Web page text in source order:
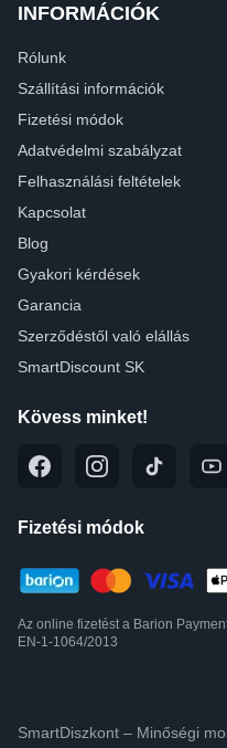
INFORMÁCIÓK
Rólunk
Szállítási információk
Fizetési módok
Adatvédelmi szabályzat
Felhasználási feltételek
Kapcsolat
Blog
Gyakori kérdések
Garancia
Szerződéstől való elállás
SmartDiscount SK
Kövess minket!
Fizetési módok
Az online fizetést a Barion
EN-1-1064/2013
SmartDiszkont – Minőségi